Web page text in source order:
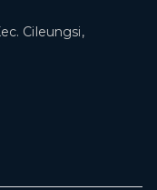
Cileungsi,